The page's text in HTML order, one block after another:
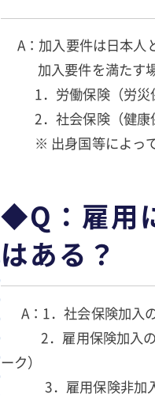
A：加入要件は日本人
加入要件を満たす場
1．労働保険（労災保
2．社会保険（健康
※ 出身国等によって
◆Q：雇用
はある？
A：1．社会保険加入
2．雇用保険加入の場
ーク）
3．雇用保険非加入の